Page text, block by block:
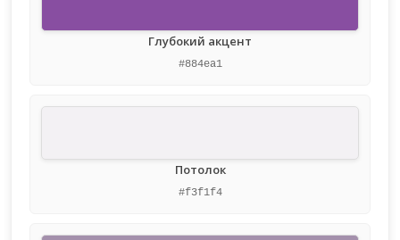
Глубокий акцент
#884ea1
Потолок
#f3f1f4